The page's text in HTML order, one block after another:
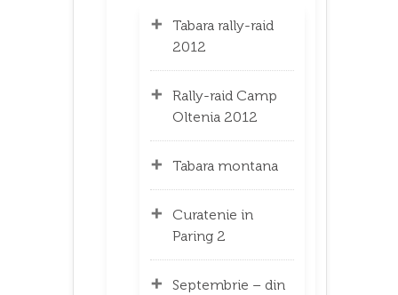
Tabara rally-raid
2012
Rally-raid Camp
Oltenia 2012
Tabara montana
Curatenie in
Paring 2
Septembrie – din